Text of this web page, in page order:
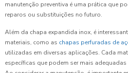
manutenção preventiva é uma prática que
reparos ou substituições no futuro.
Além da chapa expandida inox, é
materiais, como as chapas perfuradas de
utilizadas em diversas aplicações. Cada
específicas que podem ser mais